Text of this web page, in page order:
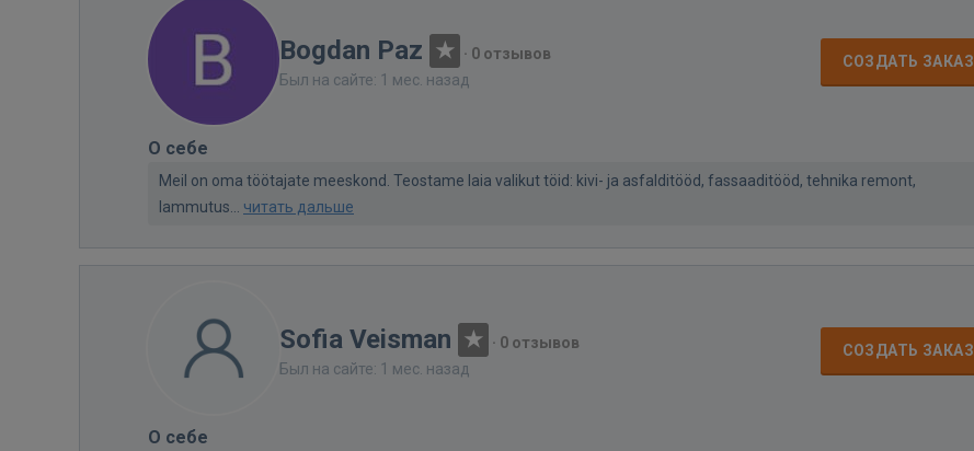
Bogdan Paz · 0 отзывов
Был на сайте: 1 мес. назад
СОЗДАТЬ ЗАКАЗ
О себе
Meil on oma töötajate meeskond. Teostame laia valikut töid: kivi- ja asfalditööd, fassaaditööd, tehnika remont,
lammutus... читать дальше
Sofia Veisman · 0 отзывов
Был на сайте: 1 мес. назад
СОЗДАТЬ ЗАКАЗ
О себе